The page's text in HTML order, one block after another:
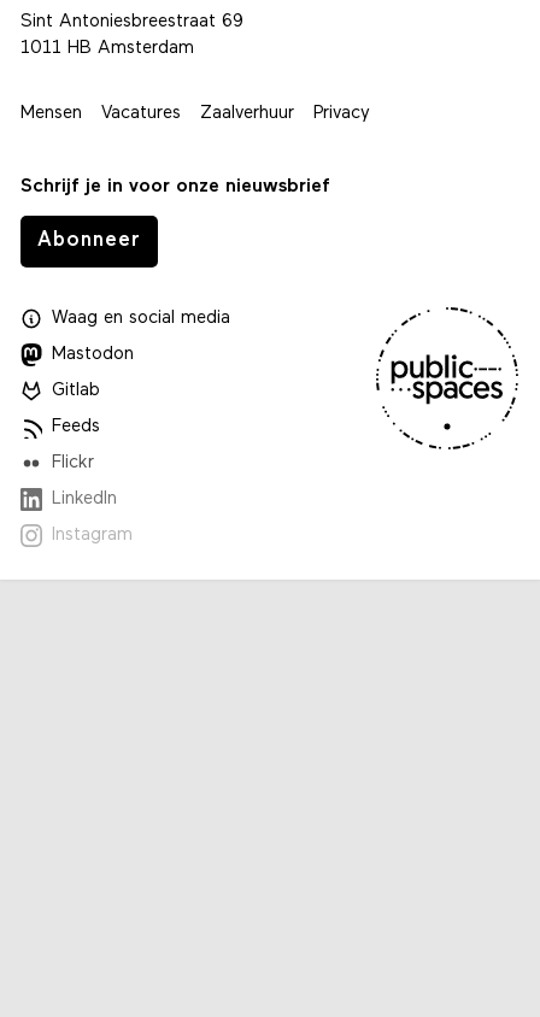
Sint Antoniesbreestraat 69
1011 HB Amsterdam
Mensen Vacatures Zaalverhuur Privacy
Schrijf je in voor onze nieuwsbrief
Abonneer
Waagen social media
Mastodon
Gitlab
Feeds
Flickr
LinkedIn
Instagram